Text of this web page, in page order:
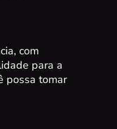
com
para a
possa tomar